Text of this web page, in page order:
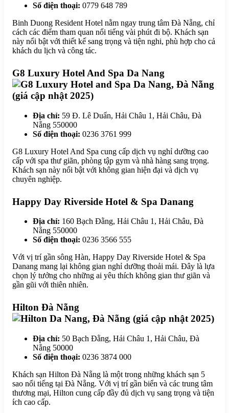
Số điện thoại: 0779 648 789
Binh Duong Resident Hotel nằm ngay trung tâm Đà Nẵng, chỉ
cách các điểm tham quan nổi tiếng vài phút đi bộ. Khách sạn
này nổi bật với thiết kế sang trọng và tiện nghi, phù hợp cho cả
khách du lịch và công tác.
G8 Luxury Hotel And Spa Da Nang
Địa chỉ: 59 Đ. Lê Duẩn, Hải Châu 1, Hải Châu, Đà
Nẵng 550000
Số điện thoại: 0236 3761 999
G8 Luxury Hotel And Spa cung cấp dịch vụ nghỉ dưỡng cao
cấp với spa thư giãn, phòng tập gym và nhà hàng sang trọng.
Khách sạn này nổi bật với không gian hiện đại và dịch vụ
chuyên nghiệp.
Happy Day Riverside Hotel & Spa Danang
Địa chỉ: 160 Bạch Đằng, Hải Châu 1, Hải Châu, Đà
Nẵng 550000
Số điện thoại: 0236 3566 555
Với vị trí gần sông Hàn, Happy Day Riverside Hotel & Spa
Danang mang lại không gian nghỉ dưỡng thoải mái. Đây là lựa
chọn lý tưởng cho những ai yêu thích không gian thư giãn và
gần gũi với thiên nhiên.
Hilton Đà Nẵng
Địa chỉ: 50 Bạch Đằng, Hải Châu 1, Hải Châu, Đà
Nẵng 50000
Số điện thoại: 0236 3874 000
Khách sạn Hilton Đà Nẵng là một trong những khách sạn 5
sao nổi tiếng tại Đà Nẵng. Với vị trí gần biển và các trung tâm
thương mại, Hilton cung cấp đầy đủ dịch vụ sang trọng và tiện
ích cao cấp.